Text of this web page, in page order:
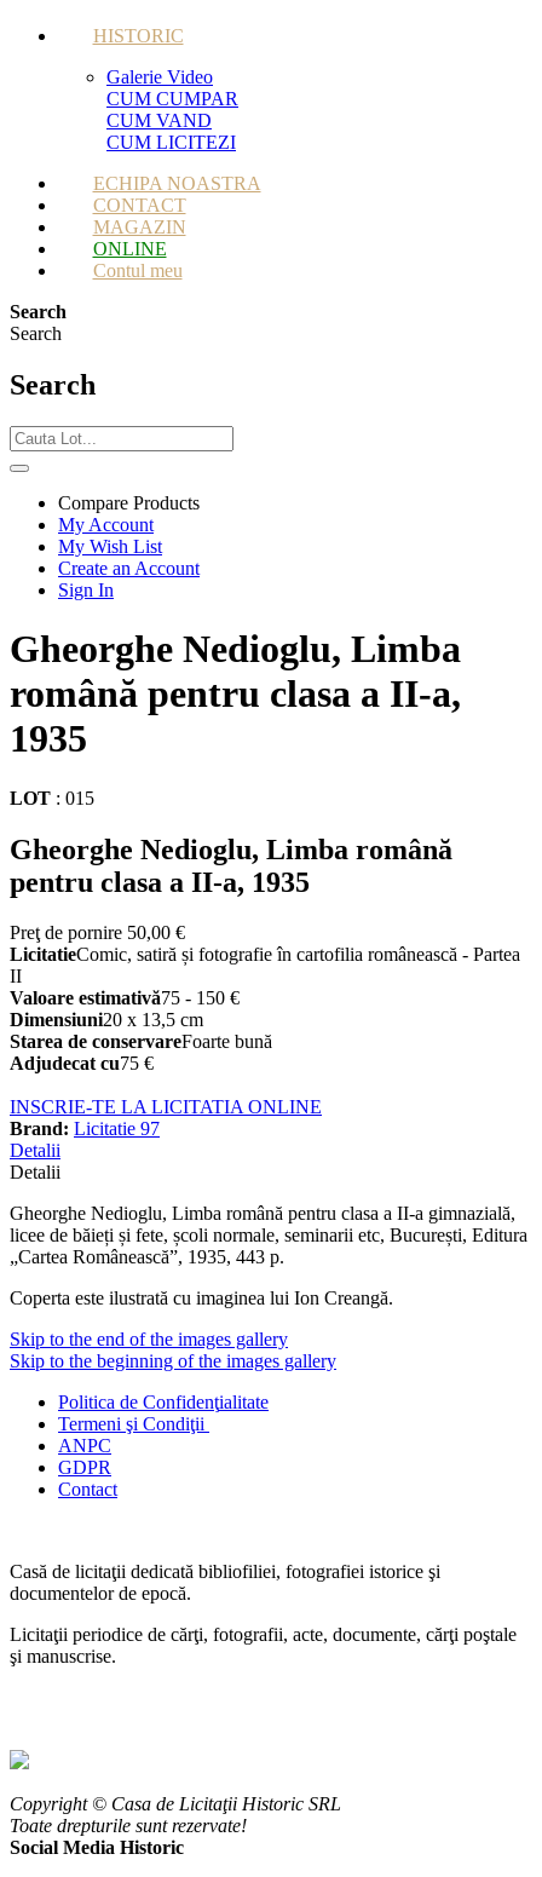
HISTORIC
Galerie Video
CUM CUMPAR
CUM VAND
CUM LICITEZI
ECHIPA NOASTRA
CONTACT
MAGAZIN
ONLINE
Contul meu
Search
Search
Search
Compare Products
My Account
My Wish List
Create an Account
Sign In
Gheorghe Nedioglu, Limba
română pentru clasa a II-a,
1935
LOT : 015
Gheorghe Nedioglu, Limba română
pentru clasa a II-a, 1935
Preţ de pornire 50,00 €
LicitatieComic, satiră și fotografie în cartofilia românească - Partea
II
Valoare estimativă75 - 150 €
Dimensiuni20 x 13,5 cm
Starea de conservareFoarte bună
Adjudecat cu75 €
INSCRIE-TE LA LICITATIA ONLINE
Brand: Licitatie 97
Detalii
Detalii
Gheorghe Nedioglu, Limba română pentru clasa a II-a gimnazială,
licee de băieți și fete, școli normale, seminarii etc, București, Editura
„Cartea Românească”, 1935, 443 p.
Coperta este ilustrată cu imaginea lui Ion Creangă.
Skip to the end of the images gallery
Skip to the beginning of the images gallery
Politica de Confidenţialitate
Termeni şi Condiţii
ANPC
GDPR
Contact
Casă de licitaţii dedicată bibliofiliei, fotografiei istorice şi
documentelor de epocă.
Licitaţii periodice de cărţi, fotografii, acte, documente, cărţi poştale
şi manuscrise.
Copyright © Casa de Licitaţii Historic SRL
Toate drepturile sunt rezervate!
Social Media Historic